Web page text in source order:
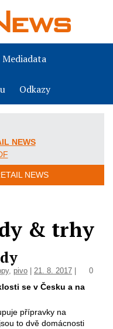
Mediadata
Odkazy
NEWS
NEWS
& trhy
, pivo 21. 8. 2017 0
se v Česku a na
přípravky na
to dvě domácnosti